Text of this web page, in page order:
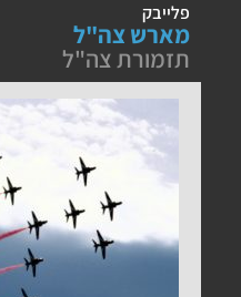
פלייבק
מארש צה"ל
תזמורת צה"ל